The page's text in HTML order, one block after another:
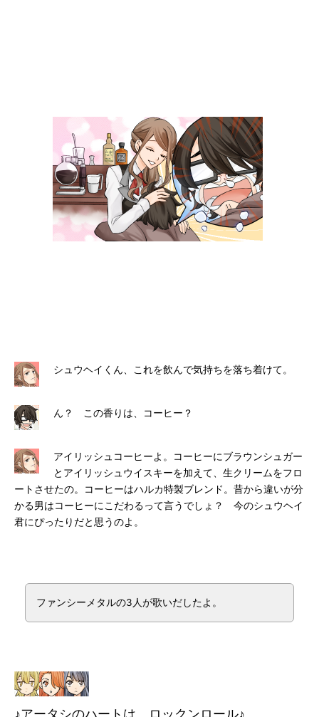
シュウヘイくん、これを飲んで気持ちを落ち着けて。
ん？ この香りは、コーヒー？
アイリッシュコーヒーよ。コーヒーにブラウンシュガー
とアイリッシュウイスキーを加えて、生クリームをフロ
ートさせたの。コーヒーはハルカ特製ブレンド。昔から違いが分
かる男はコーヒーにこだわるって言うでしょ？ 今のシュウヘイ
君にぴったりだと思うのよ。
ファンシーメタルの3人が歌いだしたよ。
♪アータシのハートは、ロックンロール♪